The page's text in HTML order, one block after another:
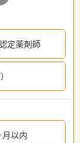
定薬剤師
以内